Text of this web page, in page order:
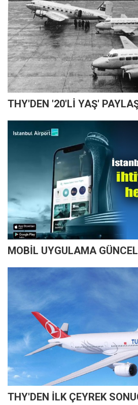
THY'DEN '20'Lİ YAŞ'
MOBİL UYGULAMA
THY'DEN İLK ÇEYREK